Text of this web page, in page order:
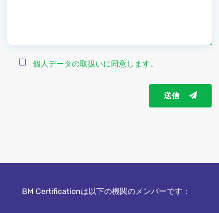
個人データの取扱いに同意します。
送信
BM Certificationは以下の機関のメンバーです：